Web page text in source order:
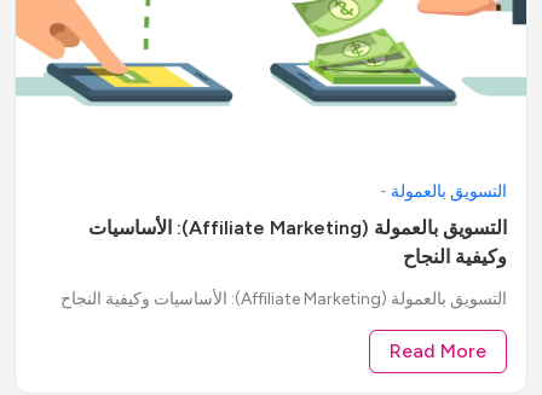
التسويق بالعمولة -
التسويق بالعمولة (Affiliate Marketing): الأساسيات
وكيفية النجاح
التسويق بالعمولة (Affiliate Marketing): الأساسيات وكيفية النجاح
Read More